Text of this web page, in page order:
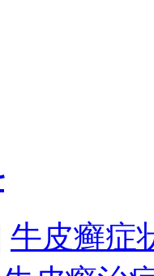
牛皮癣症